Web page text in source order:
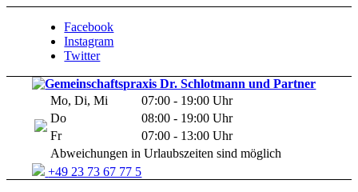
Facebook
Instagram
Twitter
Mo, Di, Mi
07:00 - 19:00 Uhr
Do
08:00 - 19:00 Uhr
Fr
07:00 - 13:00 Uhr
Abweichungen in Urlaubszeiten sind möglich
+49 23 73 67 77 5